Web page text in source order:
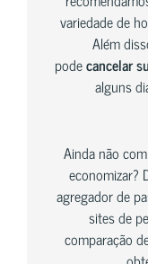
variedade de
Além
podecancelar
alguns
Ainda não
economizar?
agregador de
sites de
comparação